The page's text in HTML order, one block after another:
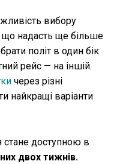
вибору
що надасть ще більше
політ в один бік
рейс — на іншій.
через різні
найкращі варіанти
стане доступною в
двох тижнів.